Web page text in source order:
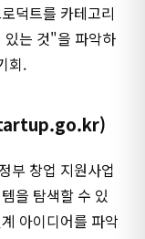
덕트를 카테고리
있는 것"을 파악하
회.
부 창업 지원사업
을 탐색할 수 있
아이디어를 파악